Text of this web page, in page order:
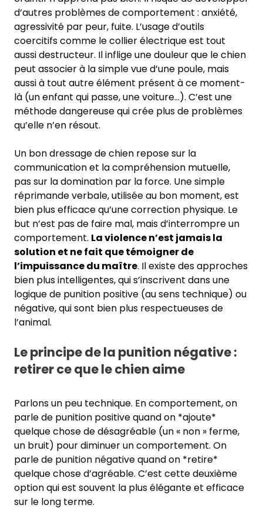
d’autres problèmes de comportement : anxiété,
agressivité par peur, fuite. L’usage d’outils
coercitifs comme le collier électrique est tout
aussi destructeur. Il inflige une douleur que le chien
peut associer à la simple vue d’une poule, mais
aussi à tout autre élément présent à ce moment-
là (un enfant qui passe, une voiture…). C’est une
méthode dangereuse qui crée plus de problèmes
qu’elle n’en résout.
Un bon dressage de chien repose sur la
communication et la compréhension mutuelle,
pas sur la domination par la force. Une simple
réprimande verbale, utilisée au bon moment, est
bien plus efficace qu’une correction physique. Le
but n’est pas de faire mal, mais d’interrompre un
comportement. La violence n’est jamais la
solution et ne fait que témoigner de
l’impuissance du maître. Il existe des approches
bien plus intelligentes, qui s’inscrivent dans une
logique de punition positive (au sens technique) ou
négative, qui sont bien plus respectueuses de
l’animal.
Le principe de la punition négative :
retirer ce que le chien aime
Parlons un peu technique. En comportement, on
parle de punition positive quand on *ajoute*
quelque chose de désagréable (un « non » ferme,
un bruit) pour diminuer un comportement. On
parle de punition négative quand on *retire*
quelque chose d’agréable. C’est cette deuxième
option qui est souvent la plus élégante et efficace
sur le long terme.